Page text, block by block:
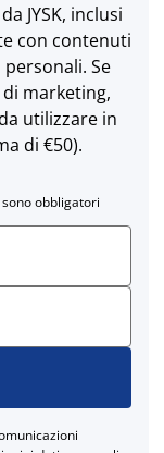
JYSK, inclusi
con contenuti
Se
marketing,
utilizzare in
di €50).
obbligatori